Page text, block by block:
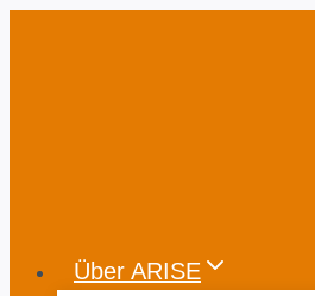
Über ARISE